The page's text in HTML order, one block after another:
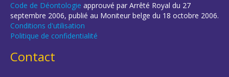
Code de Déontologie approuvé par Arrêté Royal du 27
septembre 2006, publié au Moniteur belge du 18 octobre 2006.
Conditions d'utilisation
Politique de confidentialité
Contact